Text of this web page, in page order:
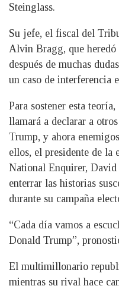
Steinglass.
Su jefe, el fiscal del
Alvin Bragg, que heredó
después de muchas
un caso de interferencia
Para sostener esta
llamará a declarar a
Trump, y ahora
ellos, el presidente de la
National Enquirer, David
enterrar las historias
durante su campaña
“Cada día vamos a
Donald Trump”,
El multimillonario
mientras su rival hace